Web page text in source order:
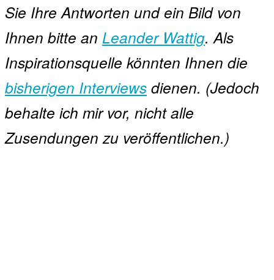
Sie Ihre Antworten und ein Bild von
Ihnen bitte an Leander Wattig. Als
Inspirationsquelle könnten Ihnen die
bisherigen Interviews dienen. (Jedoch
behalte ich mir vor, nicht alle
Zusendungen zu veröffentlichen.)